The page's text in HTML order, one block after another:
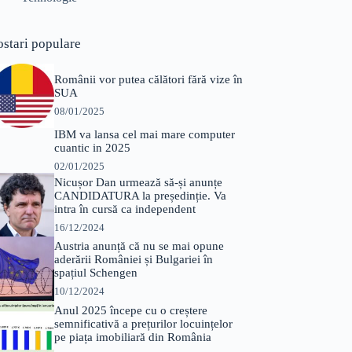
populare
Românii vor putea călători fără vize în
SUA
08/01/2025
IBM va lansa cel mai mare computer
cuantic in 2025
02/01/2025
Nicușor Dan urmează să-și anunțe
CANDIDATURA la președinție. Va
intra în cursă ca independent
16/12/2024
Austria anunță că nu se mai opune
aderării României și Bulgariei în
spațiul Schengen
10/12/2024
Anul 2025 începe cu o creștere
semnificativă a prețurilor locuințelor
pe piața imobiliară din România